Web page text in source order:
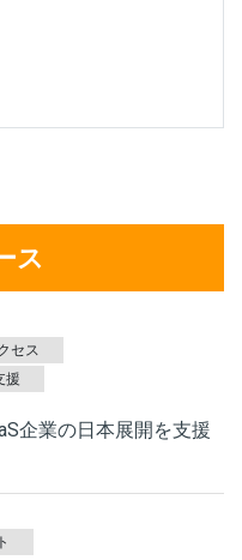
ス
セス
援
企業の日本展開を支援